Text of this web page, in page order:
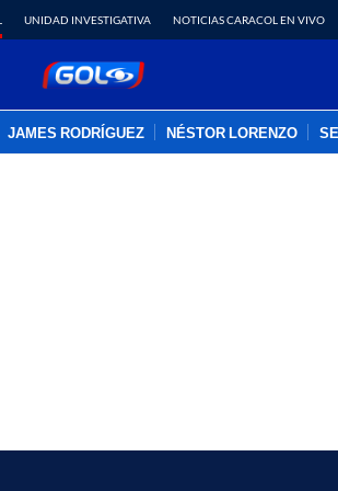
UNIDAD INVESTIGATIVA NOTICIAS CARACOL EN VIVO
JAMES RODRÍGUEZ NÉSTOR LORENZO